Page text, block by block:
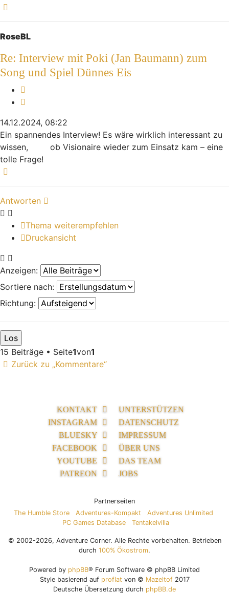
RoseBL
Re: Interview mit Poki (Jan Baumann) zum
Song und Spiel Dünnes Eis
14.12.2024, 08:22
Ein spannendes Interview! Es wäre wirklich interessant zu
wissen,
ob Visionaire wieder zum Einsatz kam – eine
tolle Frage!
Antworten
Thema weiterempfehlen
Druckansicht
Anzeigen:
Sortiere nach:
Richtung:
15 Beiträge • Seite1von1
Zurück zu „Kommentare“
KONTAKT
INSTAGRAM
BLUESKY
FACEBOOK
YOUTUBE
PATREON
UNTERSTÜTZEN
DATENSCHUTZ
IMPRESSUM
ÜBER UNS
DAS TEAM
JOBS
Partnerseiten
The Humble Store
Adventures-Kompakt
Adventures Unlimited
PC Games Database
Tentakelvilla
© 2002-2026, Adventure Corner. Alle Rechte vorbehalten. Betrieben
durch 100% Ökostrom.
Powered by phpBB® Forum Software © phpBB Limited
Style basierend auf proflat von © Mazeltof2017
Deutsche Übersetzung durch phpBB.de